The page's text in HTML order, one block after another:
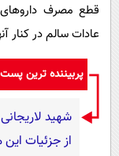
قطع مصرف دارو‌های
عادات سالم در کنار
پربیننده ترین
شهید
از جزئیات این